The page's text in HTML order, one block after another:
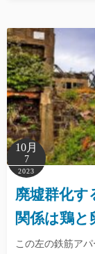
10月
7
2023
廃墟群化す
関係は鶏と
この左の鉄筋ア